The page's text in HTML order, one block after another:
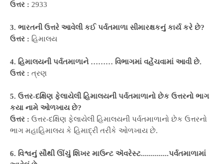
ઉત્તર : 2933
3. ભારતની ઉત્તરે આવેલી કઈ પર્વતમાળા સીમારક્ષકનું કાર્ય કરે છે?
ઉત્તર : હિમાલય
4. હિમાલયની પર્વતમાળાને ……… વિભાગમાં વહેંચવામાં આવી છે.
ઉત્તર : ત્રણ
5. ઉત્તર-દક્ષિણ ફેલાયેલી હિમાલયની પર્વતમાળાનો છેક ઉત્તરનો ભાગ
કયા નામે ઓળખાય છે?
ઉત્તર : ઉત્તર-દક્ષિણ ફેલાયેલી હિમાલયની પર્વતમાળાનો છેક ઉત્તરનો
ભાગ મહાહિમાલય કે હિમાદ્રી તરીકે ઓળખાય છે.
6. વિશ્વનું સૌથી ઊંચું શિખર માઉન્ટ ઍવરેસ્ટ..............પર્વતમાળામાં